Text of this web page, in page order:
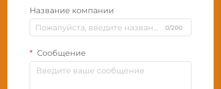
Название компании
0/200
Сообщение